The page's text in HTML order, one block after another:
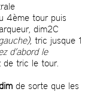
4ème tour puis
dim2C
, tric jusque 1
d’abord le
de tric le tour.
de sorte que les